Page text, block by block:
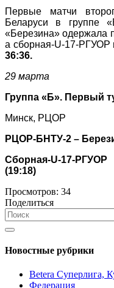
Первые матчи
Беларуси в группе
«Березина»
а сборная-U-17-РГУОР
36:36.
29 марта
Группа «Б». Первый
Минск, РЦОР
РЦОР-БНТУ-2 –
Сборная-U-17-РГУОР
(19:18)
Просмотров: 34
Поделиться
Новостные рубрики
Betera Суперлига,
Федерация